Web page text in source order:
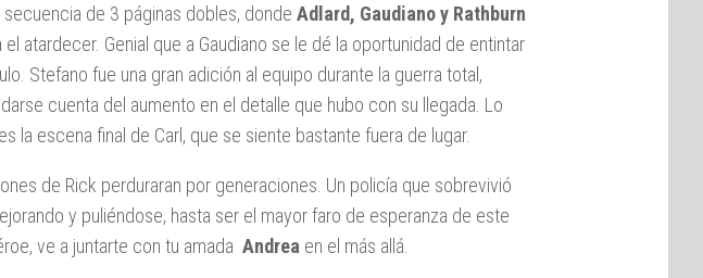
de 3 páginas dobles, donde Adlard, Gaudiano y Rathburn
atardecer. Genial que a Gaudiano se le dé la oportunidad de entintar
Stefano fue una gran adición al equipo durante la guerra total,
cuenta del aumento en el detalle que hubo con su llegada. Lo
la escena final de Carl, que se siente bastante fuera de lugar.
de Rick perduraran por generaciones. Un policía que sobrevivió
y puliéndose, hasta ser el mayor faro de esperanza de este
ve a juntarte con tu amada Andrea en el más allá.